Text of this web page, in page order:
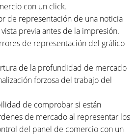
con un click.
de representación de una noticia
previa antes de la impresión.
de representación del gráfico
de la profundidad de mercado
forzosa del trabajo del
de comprobar si están
de mercado al representar los
del panel de comercio con un